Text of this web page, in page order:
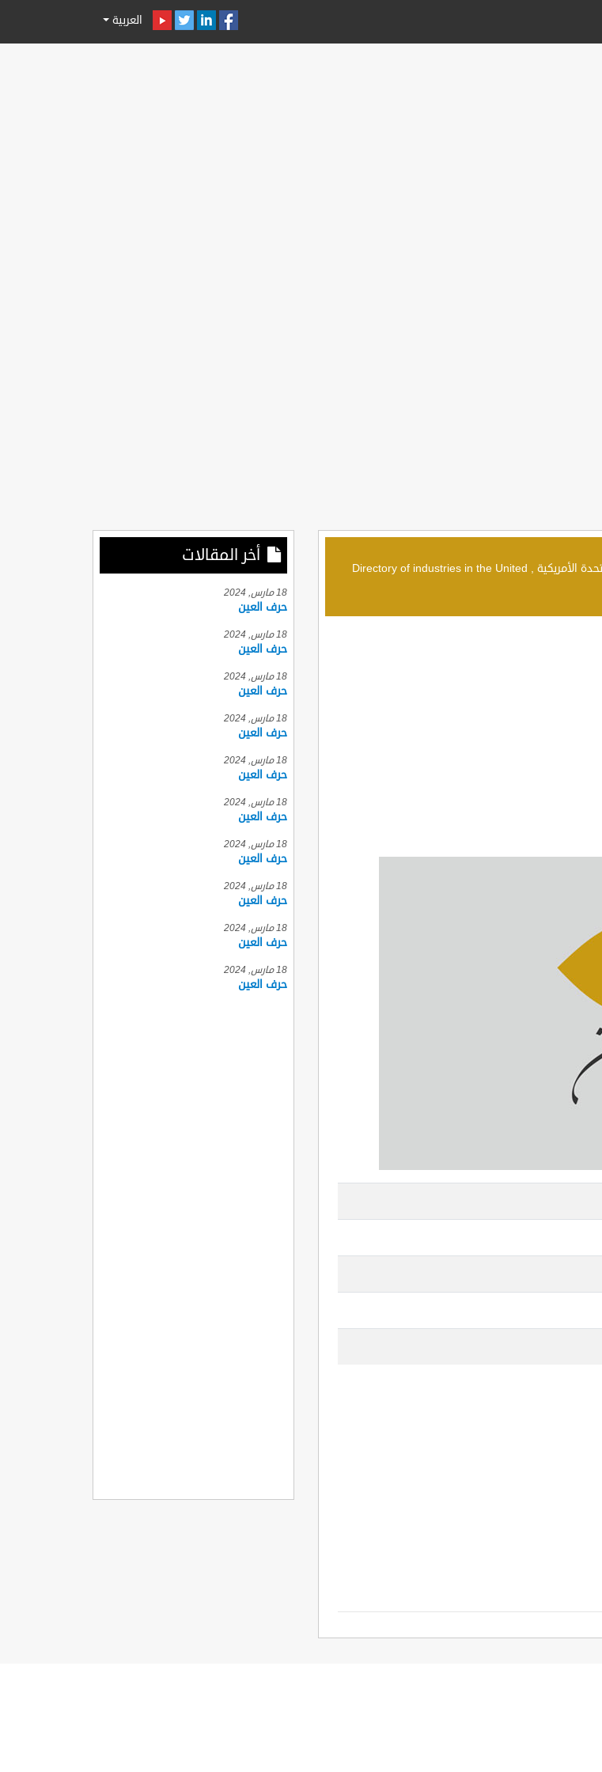
العربية
دليل الصناعات في الولايات المتحدة الأمريكية , شركات صناعية في الولايات المتحدة الأمريكية , Directory of industries in the United
أخر المقالات
18 مارس, 2024
حرف العين
18 مارس, 2024
حرف العين
18 مارس, 2024
حرف العين
18 مارس, 2024
حرف العين
18 مارس, 2024
حرف العين
18 مارس, 2024
حرف العين
18 مارس, 2024
حرف العين
18 مارس, 2024
حرف العين
18 مارس, 2024
حرف العين
18 مارس, 2024
حرف العين